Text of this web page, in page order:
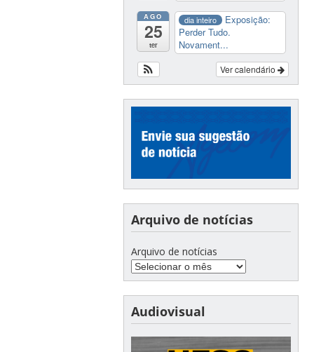
AGO
25
ter
dia inteiro
Exposição:
Perder Tudo.
Novament...
Ver calendário
Arquivo de notícias
Arquivo de notícias
Audiovisual